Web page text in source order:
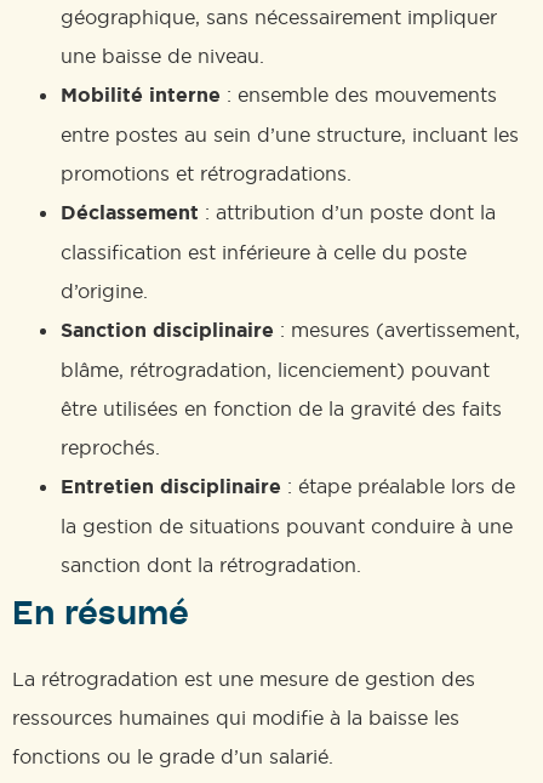
géographique, sans nécessairement impliquer
une baisse de niveau.
Mobilité interne : ensemble des mouvements
entre postes au sein d’une structure, incluant les
promotions et rétrogradations.
Déclassement : attribution d’un poste dont la
classification est inférieure à celle du poste
d’origine.
Sanction disciplinaire : mesures (avertissement,
blâme, rétrogradation, licenciement) pouvant
être utilisées en fonction de la gravité des faits
reprochés.
Entretien disciplinaire : étape préalable lors de
la gestion de situations pouvant conduire à une
sanction dont la rétrogradation.
En résumé
La rétrogradation est une mesure de gestion des
ressources humaines qui modifie à la baisse les
fonctions ou le grade d’un salarié.